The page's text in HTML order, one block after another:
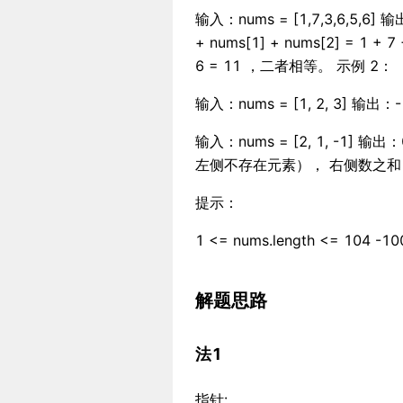
输入：nums = [1,7,3,6,5,6] 输
+ nums[1] + nums[2] = 1 + 7
6 = 11 ，二者相等。 示例 2：
输入：nums = [1, 2, 3] 输出：-
输入：nums = [2, 1, -1] 输出
左侧不存在元素）， 右侧数
提示：
1 <= nums.length <= 104 -
解题思路
法1
指针: